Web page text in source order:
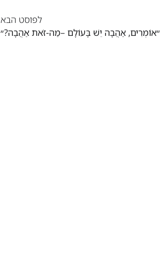
לפוסט הבא
״אוֹמְרִים, אַהֲבָה יֵשׁ בָּעוֹלָם –מַה-זֹּאת אַהֲבָה?״